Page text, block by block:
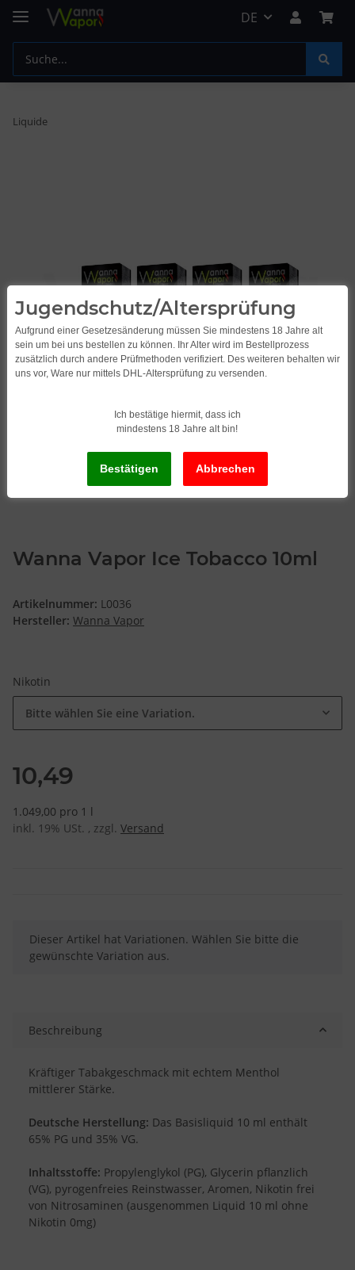
DE
Liquide
Wanna Vapor Ice Tobacco 10ml
Artikelnummer: L0036
Hersteller: Wanna Vapor
Nikotin
Bitte wählen Sie eine Variation.
10,49
1.049,00 pro 1 l
inkl. 19% USt. , zzgl. Versand
x
Dieser Artikel hat Variationen. Wählen Sie bitte die
gewünschte Variation aus.
Beschreibung
Kräftiger Tabakgeschmack mit echtem Menthol
mittlerer Stärke.
Deutsche Herstellung: Das Basisliquid 10 ml enthält
65% PG und 35% VG.
Inhaltsstoffe: Propylenglykol (PG), Glycerin pflanzlich
(VG), pyrogenfreies Reinstwasser, Aromen, Nikotin frei
von Nitrosaminen (ausgenommen Liquid 10 ml ohne
Nikotin 0mg)
Jugendschutz/Altersprüfung
Aufgrund einer Gesetzesänderung müssen Sie mindestens 18 Jahre alt
sein um bei uns bestellen zu können. Ihr Alter wird im Bestellprozess
zusätzlich durch andere Prüfmethoden verifiziert. Des weiteren behalten wir
uns vor, Ware nur mittels DHL-Altersprüfung zu versenden.
Ich bestätige hiermit, dass ich
mindestens 18 Jahre alt bin!